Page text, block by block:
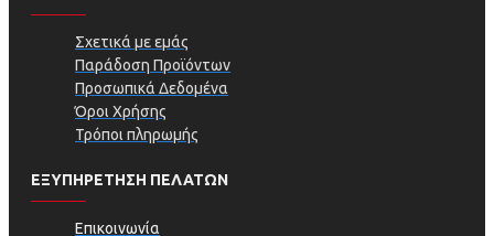
Σχετικά με εμάς
Παράδοση Προϊόντων
Προσωπικά Δεδομένα
Όροι Χρήσης
Τρόποι πληρωμής
ΕΞΥΠΗΡΕΤΗΣΗ ΠΕΛΑΤΩΝ
Επικοινωνία